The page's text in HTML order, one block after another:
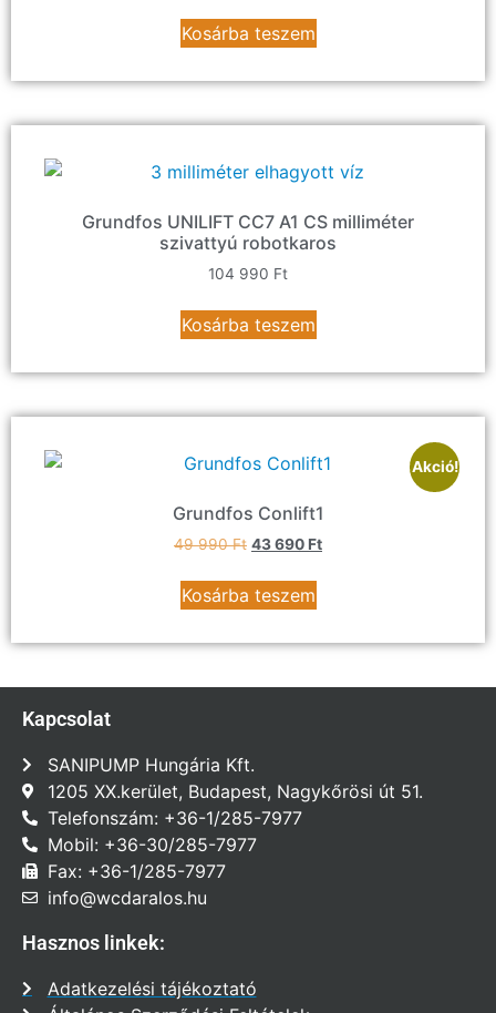
Kosárba teszem
Grundfos UNILIFT CC7 A1 CS milliméter
szivattyú robotkaros
104 990 Ft
Kosárba teszem
Akció!
Grundfos Conlift1
49 990Ft 43 690Ft
Kosárba teszem
Kapcsolat
SANIPUMP Hungária Kft.
1205 XX.kerület, Budapest, Nagykőrösi út 51.
Telefonszám: +36-1/285-7977
Mobil: +36-30/285-7977
Fax: +36-1/285-7977
info@wcdaralos.hu
Hasznos linkek:
Adatkezelési tájékoztató